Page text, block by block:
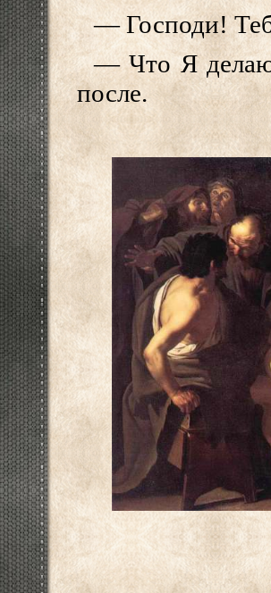
— Господи!
— Что Я
после.
Дирк Ван